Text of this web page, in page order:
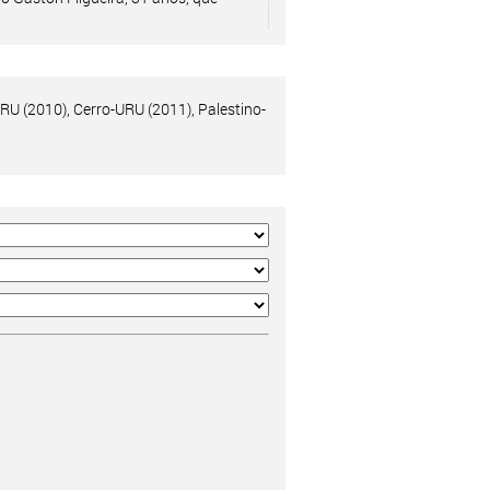
(2010), Cerro-URU (2011), Palestino-